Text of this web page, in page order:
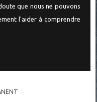
que nous ne pouvons
l'aider à comprendre